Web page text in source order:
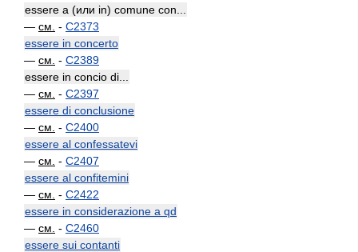
essere a (или in) comune con...
— см. - C2373
essere in concerto
— см. - C2389
essere in concio di...
— см. - C2397
essere di conclusione
— см. - C2400
essere al confessatevi
— см. - C2407
essere al confitemini
— см. - C2422
essere in considerazione a qd
— см. - C2460
essere sui contanti